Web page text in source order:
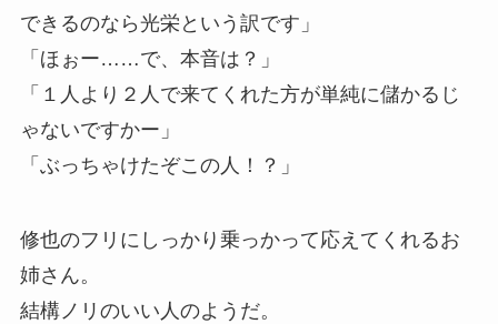
できるのなら光栄という訳です」
「ほぉー……で、本音は？」
「１人より２人で来てくれた方が単純に儲かるじ
ゃないですかー」
「ぶっちゃけたぞこの人！？」
修也のフリにしっかり乗っかって応えてくれるお
姉さん。
結構ノリのいい人のようだ。